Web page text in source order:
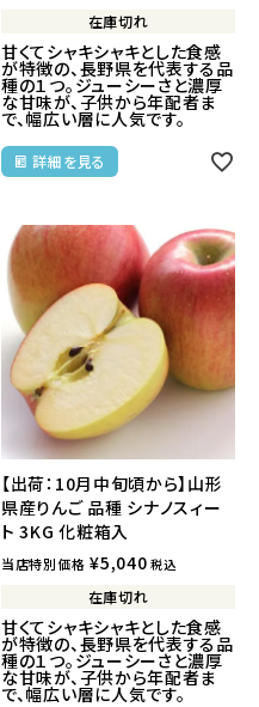
在庫切れ
甘くてシャキシャキとした食感
が特徴の、長野県を代表する品
種の１つ。ジューシーさと濃厚
な甘味が、子供から年配者ま
で、幅広い層に人気です。
詳細を見る
【出荷：10月中旬頃から】山形
県産りんご 品種 シナノスィー
ト 3KG 化粧箱入
当店特別価格 ¥5,040 税込
在庫切れ
甘くてシャキシャキとした食感
が特徴の、長野県を代表する品
種の１つ。ジューシーさと濃厚
な甘味が、子供から年配者ま
で、幅広い層に人気です。